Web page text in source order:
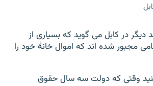
دیگر در کابل می گوید که بسیاری از
مجبور شده اند که اموال خانۀ خود را
وقتی که دولت سه سال حقوق